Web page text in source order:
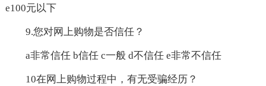
e100元以下
9.您对网上购物是否信任？
a非常信任 b信任 c一般 d不信任 e非常不信任
10在网上购物过程中，有无受骗经历？